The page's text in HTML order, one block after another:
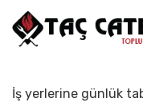
İş yerlerine günlük